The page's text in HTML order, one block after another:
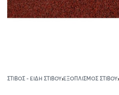
ΣΤΊΒΟΣ - ΕΊΔΗ ΣΤΊΒΟΥ›ΕΞΟΠΛΙΣΜΌΣ ΣΤΊΒΟΥ›